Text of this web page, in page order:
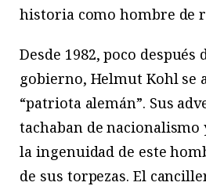
historia como hombre de
Desde 1982, poco después
gobierno, Helmut Kohl se
“patriota alemán”. Sus
tachaban de nacionalismo
la ingenuidad de este
de sus torpezas. El